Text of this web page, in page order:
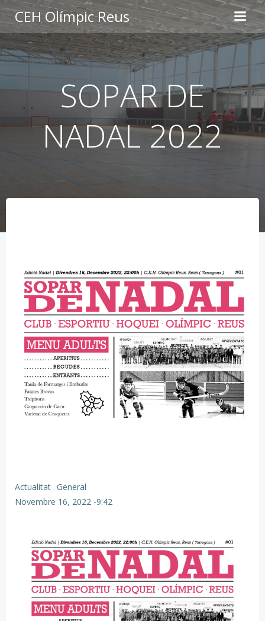
Skip
to
content
CEH Olímpic Reus
SOPAR DE
NADAL 2022
Actualitat General
Novembre 16, 2022 -9:42